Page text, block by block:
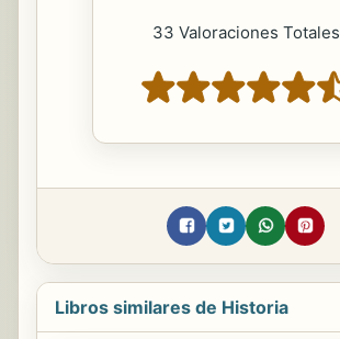
33 Valoraciones Totales
Libros similares de Historia